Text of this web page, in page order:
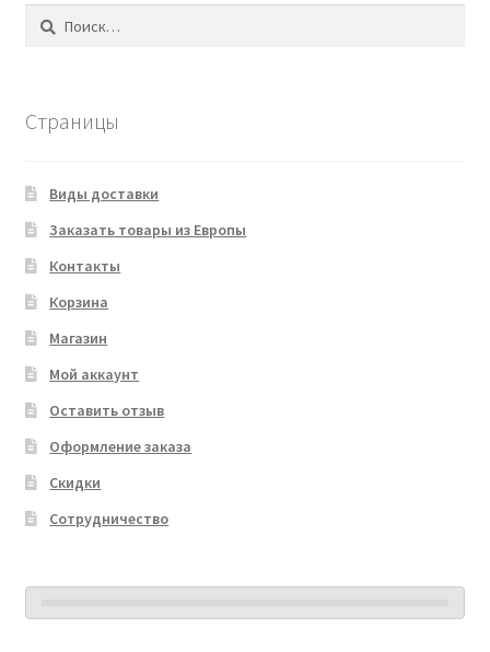
Найти:
Страницы
Виды доставки
Заказать товары из Европы
Контакты
Корзина
Магазин
Мой аккаунт
Оставить отзыв
Оформление заказа
Скидки
Сотрудничество